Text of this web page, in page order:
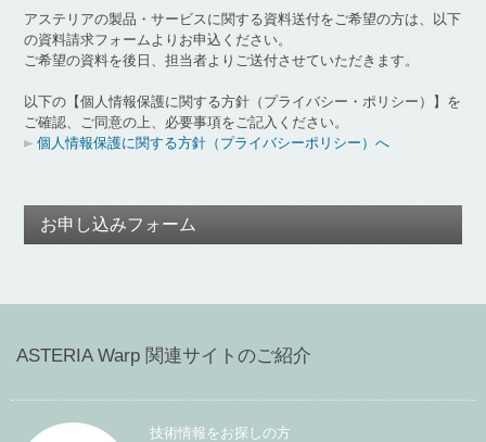
アステリアの製品・サービスに関する資料送付をご希望の方は、以下
の資料請求フォームよりお申込ください。
ご希望の資料を後日、担当者よりご送付させていただきます。
以下の【個人情報保護に関する方針（プライバシー・ポリシー）】を
ご確認、ご同意の上、必要事項をご記入ください。
個人情報保護に関する方針（プライバシーポリシー）へ
お申し込みフォーム
ASTERIA Warp 関連サイトのご紹介
技術情報をお探しの方